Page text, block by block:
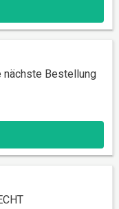
nächste Bestellung